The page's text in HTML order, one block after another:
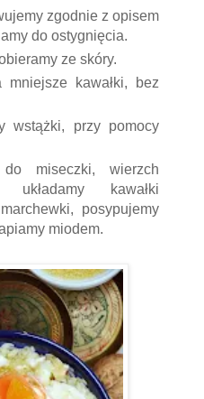
zgodnie z opisem
do ostygnięcia.
ze skóry.
mniejsze kawałki, bez
wstążki, przy pomocy
do miseczki, wierzch
układamy kawałki
posypujemy
miodem.